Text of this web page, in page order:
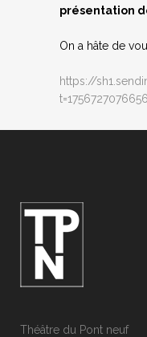
présentation
On a hâte de
https://
t=1756727076656
Théâtre du Pont neuf